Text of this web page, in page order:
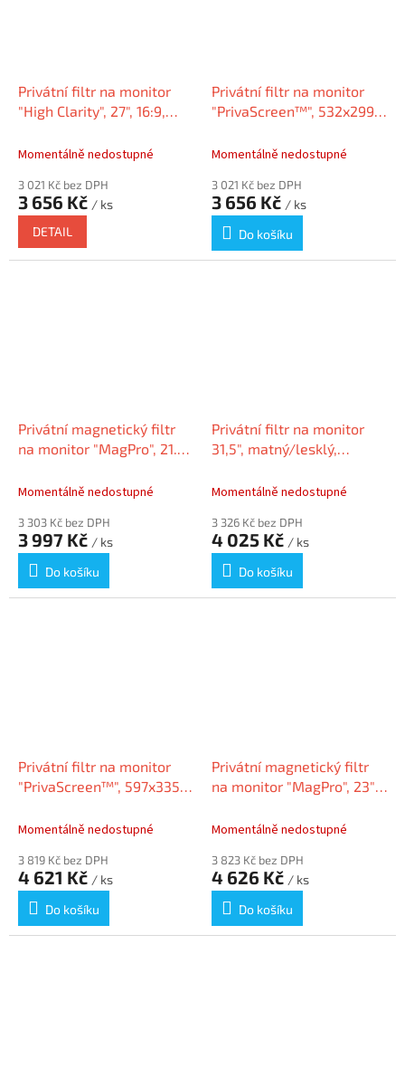
Privátní filtr na monitor
"High Clarity", 27", 16:9,
Momentálně nedostupné
3 021 Kč bez DPH
3 656 Kč / ks
DETAIL
Privátní filtr na monitor
"PrivaScreen™", 532x299
Momentálně nedostupné
3 021 Kč bez DPH
3 656 Kč / ks
Do košíku
Privátní magnetický filtr
na monitor "MagPro", 21.5",
odnímatelný, KENSINGTON
Momentálně nedostupné
3 303 Kč bez DPH
3 997 Kč / ks
Do košíku
Privátní filtr na monitor
31,5", matný/lesklý,
628907
Momentálně nedostupné
3 326 Kč bez DPH
4 025 Kč / ks
Do košíku
Privátní filtr na monitor
"PrivaScreen™", 597x335
Momentálně nedostupné
3 819 Kč bez DPH
4 621 Kč / ks
Do košíku
Privátní magnetický filtr
na monitor "MagPro", 23",
odnímatelný, KENSINGTON
Momentálně nedostupné
3 823 Kč bez DPH
4 626 Kč / ks
Do košíku